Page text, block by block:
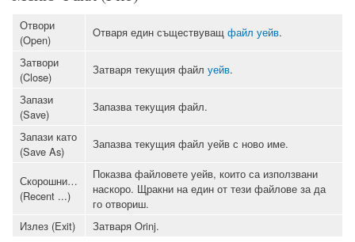
Отвори
(Open)
Oтваря един съществуващ файл уейв.
Затвори
(Close)
Затваря текущия файл уейв.
Запази
(Save)
Запазва текущия файл.
Запази като
(Save As)
Запазва текущия файл уейв с ново име.
Скорошни…
(Recent ...)
Показва файловете уейв, които са използвани
наскоро. Щракни на един от тези файлове за да
го отвориш.
Излез (Exit)
Затваря Orinj.